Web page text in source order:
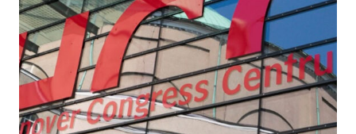
DA
PT
TR